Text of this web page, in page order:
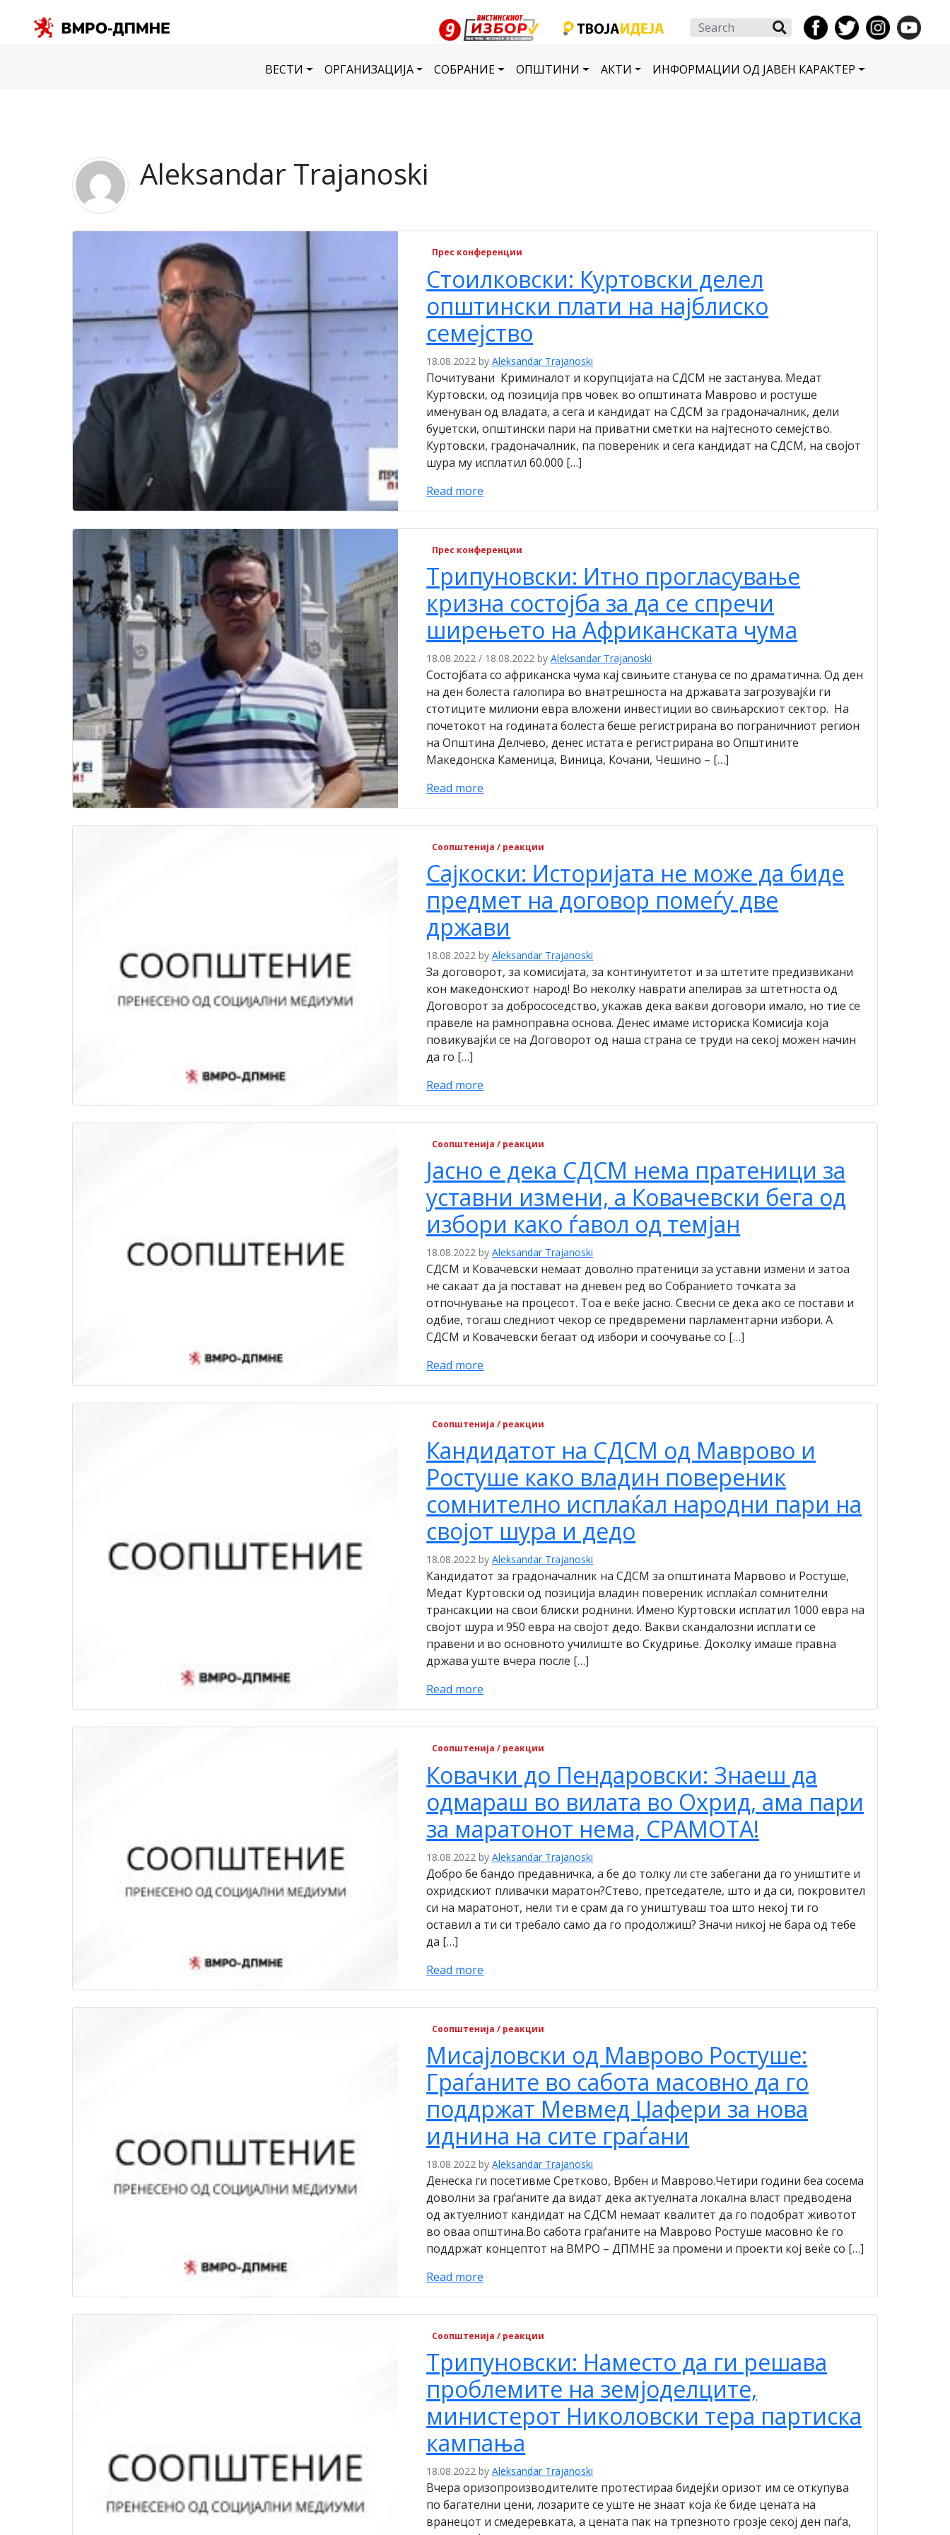
Search
ВЕСТИ ОРГАНИЗАЦИЈА СОБРАНИЕ ОПШТИНИ АКТИ ИНФОРМАЦИИ ОД ЈАВЕН КАРАКТЕР
Aleksandar Trajanoski
Прес конференции
Стоилковски: Куртовски делел
општински плати на најблиско
семејство
18.08.2022 byAleksandar Trajanoski
Почитувани Криминалот и корупцијата на СДСМ не застанува. Медат
Куртовски, од позиција прв човек во општината Маврово и ростуше
именуван од владата, а сега и кандидат на СДСМ за градоначалник, дели
буџетски, општински пари на приватни сметки на најтесното семејство.
Куртовски, градоначалник, па повереник и сега кандидат на СДСМ, на својот
шура му исплатил 60.000 […]
Read more
Прес конференции
Трипуновски: Итно прогласување
кризна состојба за да се спречи
ширењето на Африканската чума
18.08.2022 / 18.08.2022 byAleksandar Trajanoski
Состојбата со африканска чума кај свињите станува се по драматична. Од ден
на ден болеста галопира во внатрешноста на државата загрозувајќи ги
стотиците милиони евра вложени инвестиции во свињарскиот сектор. На
почетокот на годината болеста беше регистрирана во пограничниот регион
на Општина Делчево, денес истата е регистрирана во Општините
Македонска Каменица, Виница, Кочани, Чешино – […]
Read more
Соопштенија / реакции
Сајкоски: Историјата не може да биде
предмет на договор помеѓу две
држави
18.08.2022 byAleksandar Trajanoski
За договорот, за комисијата, за континуитетот и за штетите предизвикани
кон македонскиот народ! Во неколку наврати апелирав за штетноста од
Договорот за добрососедство, укажав дека вакви договори имало, но тие се
правеле на рамноправна основа. Денес имаме историска Комисија која
повикувајќи се на Договорот од наша страна се труди на секој можен начин
да го […]
Read more
Соопштенија / реакции
Јасно е дека СДСМ нема пратеници за
уставни измени, а Ковачевски бега од
избори како ѓавол од темјан
18.08.2022 byAleksandar Trajanoski
СДСМ и Ковачевски немаат доволно пратеници за уставни измени и затоа
не сакаат да ја постават на дневен ред во Собранието точката за
отпочнување на процесот. Тоа е веќе јасно. Свесни се дека ако се постави и
одбие, тогаш следниот чекор се предвремени парламентарни избори. А
СДСМ и Ковачевски бегаат од избори и соочување со […]
Read more
Соопштенија / реакции
Кандидатот на СДСМ од Маврово и
Ростуше како владин повереник
сомнително исплаќал народни пари на
својот шура и дедо
18.08.2022 byAleksandar Trajanoski
Кандидатот за градоначалник на СДСМ за општината Марвово и Ростуше,
Медат Куртовски од позиција владин повереник исплаќал сомнителни
трансакции на свои блиски роднини. Имено Куртовски исплатил 1000 евра на
својот шура и 950 евра на својот дедо. Вакви скандалозни исплати се
правени и во основното училиште во Скудриње. Доколку имаше правна
држава уште вчера после […]
Read more
Соопштенија / реакции
Ковачки до Пендаровски: Знаеш да
одмараш во вилата во Охрид, ама пари
за маратонот нема, СРАМОТА!
18.08.2022 byAleksandar Trajanoski
Добро бе бандо предавничка, а бе до толку ли сте забегани да го уништите и
охридскиот пливачки маратон?Стево, претседателе, што и да си, покровител
си на маратонот, нели ти е срам да го уништуваш тоа што некој ти го
оставил а ти си требало само да го продолжиш? Значи никој не бара од тебе
да […]
Read more
Соопштенија / реакции
Мисајловски од Маврово Ростуше:
Граѓаните во сабота масовно да го
поддржат Мевмед Џафери за нова
иднина на сите граѓани
18.08.2022 byAleksandar Trajanoski
Денеска ги посетивме Сретково, Врбен и Маврово.Четири години беа сосема
доволни за граѓаните да видат дека актуелната локална власт предводена
од актуелниот кандидат на СДСМ немаат квалитет да го подобрат животот
во оваа општина.Во сабота граѓаните на Маврово Ростуше масовно ќе го
поддржат концептот на ВМРО – ДПМНЕ за промени и проекти кој веќе со […]
Read more
Соопштенија / реакции
Трипуновски: Наместо да ги решава
проблемите на земјоделците,
министерот Николовски тера партиска
кампања
18.08.2022 byAleksandar Trajanoski
Вчера оризопроизводителите протестираа бидејќи оризот им се откупува
по багателни цени, лозарите се уште не знаат која ќе биде цената на
вранецот и смедеревката, а цената пак на трпезното грозје секој ден паѓа,